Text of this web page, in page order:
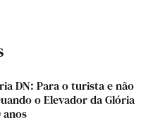
DN: Para o turista e não
o Elevador da Glória
anos